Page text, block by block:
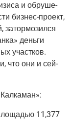
и обру­ше­
биз­нес-про­ект,
затор­мо­зил­ся
день­ги
участ­ков.
что они и сей­
11,377